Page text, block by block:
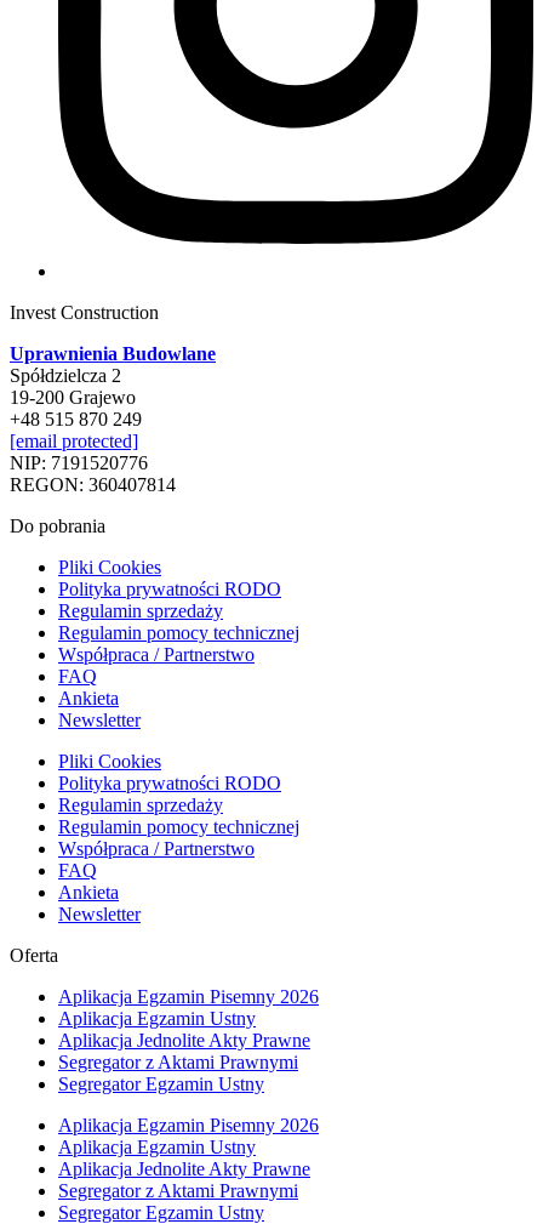
Invest Construction
Uprawnienia Budowlane
Spółdzielcza 2
19-200 Grajewo
+48 515 870 249
[email protected]
NIP: 7191520776
REGON: 360407814
Do pobrania
Pliki Cookies
Polityka prywatności RODO
Regulamin sprzedaży
Regulamin pomocy technicznej
Współpraca / Partnerstwo
FAQ
Ankieta
Newsletter
Pliki Cookies
Polityka prywatności RODO
Regulamin sprzedaży
Regulamin pomocy technicznej
Współpraca / Partnerstwo
FAQ
Ankieta
Newsletter
Oferta
Aplikacja Egzamin Pisemny 2026
Aplikacja Egzamin Ustny
Aplikacja Jednolite Akty Prawne
Segregator z Aktami Prawnymi
Segregator Egzamin Ustny
Aplikacja Egzamin Pisemny 2026
Aplikacja Egzamin Ustny
Aplikacja Jednolite Akty Prawne
Segregator z Aktami Prawnymi
Segregator Egzamin Ustny